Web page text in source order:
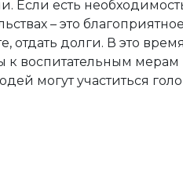
Если есть
– это
отдать долги. В это
воспитательным мерам
могут участиться